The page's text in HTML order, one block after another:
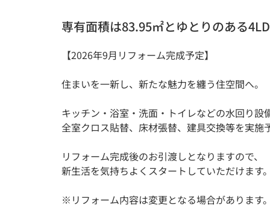
専有面積は83.95㎡とゆとりのある
【2026年9月リフォーム完成予定】
住まいを一新し、新たな魅力を纏う住空間へ。
キッチン・浴室・洗面・トイレなどの水回り設
全室クロス貼替、床材張替、建具交換等を実施
リフォーム完成後のお引渡しとなりますので、
新生活を気持ちよくスタートしていただけます。
※リフォーム内容は変更となる場合があります